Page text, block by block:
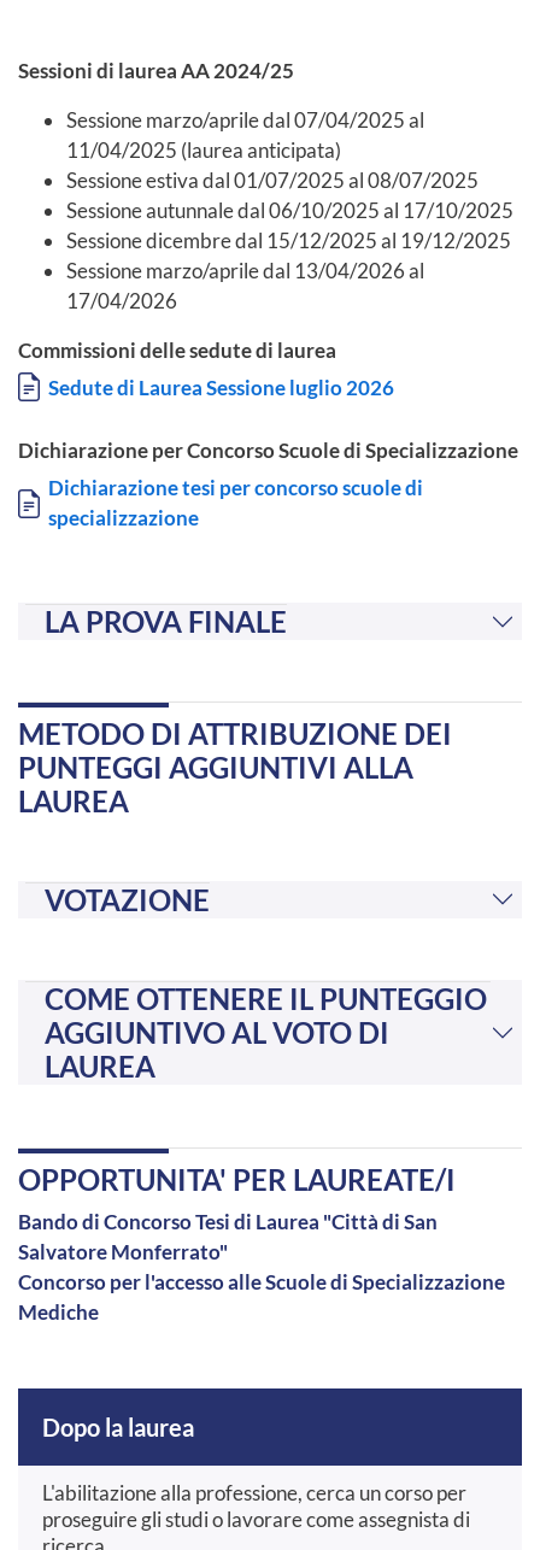
Sessioni di laurea AA 2024/25
Sessione marzo/aprile dal 07/04/2025 al
11/04/2025 (laurea anticipata)
Sessione estiva dal 01/07/2025 al 08/07/2025
Sessione autunnale dal 06/10/2025 al 17/10/2025
Sessione dicembre dal 15/12/2025 al 19/12/2025
Sessione marzo/aprile dal 13/04/2026 al
17/04/2026
Commissioni delle sedute di laurea
Documento
Sedute di Laurea Sessione luglio 2026
Dichiarazione per Concorso Scuole di Specializzazione
Documento
Dichiarazione tesi per concorso scuole di
specializzazione
LA PROVA FINALE
METODO DI ATTRIBUZIONE DEI
PUNTEGGI AGGIUNTIVI ALLA
LAUREA
VOTAZIONE
COME OTTENERE IL PUNTEGGIO
AGGIUNTIVO AL VOTO DI
LAUREA
OPPORTUNITA' PER LAUREATE/I
Bando di Concorso Tesi di Laurea "Città di San
Salvatore Monferrato"
Concorso per l'accesso alle Scuole di Specializzazione
Mediche
Dopo la laurea
L'abilitazione alla professione, cerca un corso per
proseguire gli studi o lavorare come assegnista di